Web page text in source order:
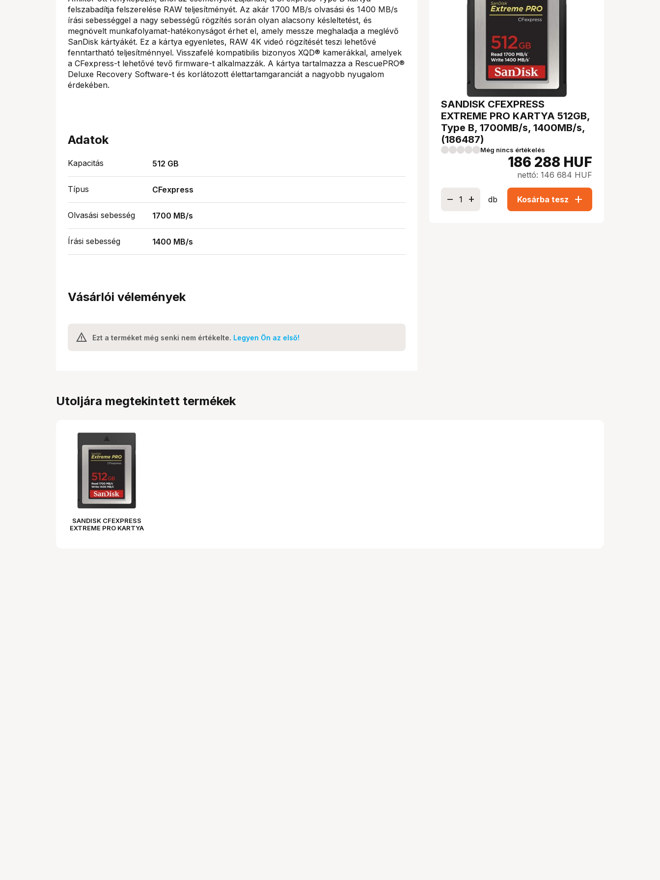
felszabadítja felszerelése RAW teljesítményét. Az akár 1700 MB/s olvasási és 1400 MB/s
írási sebességgel a nagy sebességű rögzítés során olyan alacsony késleltetést, és
megnövelt munkafolyamat-hatékonyságot érhet el, amely messze meghaladja a meglévő
SanDisk kártyákét. Ez a kártya egyenletes, RAW 4K videó rögzítését teszi lehetővé
fenntartható teljesítménnyel. Visszafelé kompatibilis bizonyos XQD® kamerákkal, amelyek
a CFexpress-t lehetővé tevő firmware-t alkalmazzák. A kártya tartalmazza a RescuePRO®
Deluxe Recovery Software-t és korlátozott élettartamgaranciát a nagyobb nyugalom
érdekében.
Adatok
Kapacitás 512 GB
Típus CFexpress
Olvasási sebesség 1700 MB/s
Írási sebesség 1400 MB/s
Vásárlói vélemények
Ezt a terméket még senki nem értékelte. Legyen Ön az első!
SANDISK CFEXPRESS
EXTREME PRO KARTYA 512GB,
Type B, 1700MB/s, 1400MB/s,
(186487)
Még nincs értékelés
186 288 HUF
nettó: 146 684 HUF
db Kosárba tesz add
Utoljára megtekintett termékek
SANDISK CFEXPRESS
EXTREME PRO KARTYA